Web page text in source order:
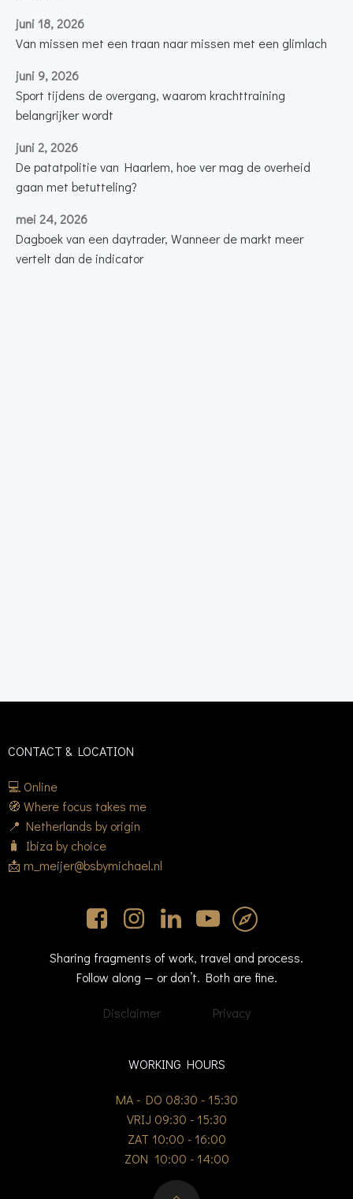
juni 18, 2026
Van missen met een traan naar missen met een glimlach
juni 9, 2026
Sport tijdens de overgang, waarom krachttraining
belangrijker wordt
juni 2, 2026
De patatpolitie van Haarlem, hoe ver mag de overheid
gaan met betutteling?
mei 24, 2026
Dagboek van een daytrader, Wanneer de markt meer
vertelt dan de indicator
CONTACT & LOCATION
💻 Online
🧭 Where focus takes me
📍 Netherlands by origin
🧳 Ibiza by choice
📩 m_meijer@bsbymichael.nl
Sharing fragments of work, travel and process.
Follow along — or don’t. Both are fine.
Disclaimer Privacy
WORKING HOURS
MA - DO 08:30 - 15:30
VRIJ 09:30 - 15:30
ZAT 10:00 - 16:00
ZON 10:00 - 14:00